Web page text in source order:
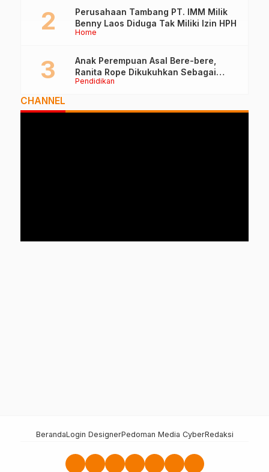
Home
Perusahaan Tambang PT. IMM Milik
Benny Laos Diduga Tak Miliki Izin HPH
Pendidikan
Anak Perempuan Asal Bere-bere,
Ranita Rope Dikukuhkan Sebagai
Guru Besar dan Rektor Ummu
CHANNEL
BerandaLogin DesignerPedoman Media CyberRedaksi